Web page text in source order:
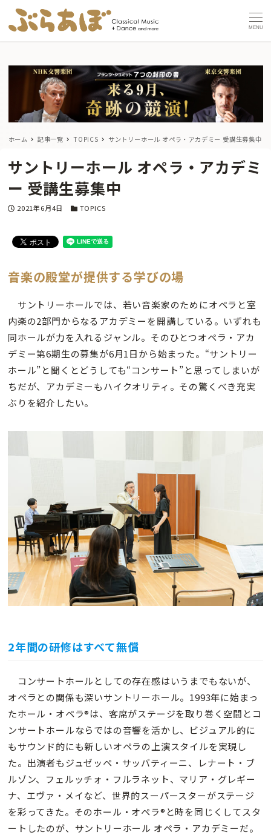
MENU
ホーム 記事一覧 TOPICS サントリーホール オペラ・アカデミー 受講生募集中
サントリーホール オペラ・アカデミ
ー 受講生募集中
投稿日
2021年6月4日 カテゴリー
TOPICS
音楽の殿堂が提供する学びの場
サントリーホールでは、若い音楽家のためにオペラと室
内楽の2部門からなるアカデミーを開講している。いずれも
同ホールが力を入れるジャンル。そのひとつオペラ・アカ
デミー第6期生の募集が6月1日から始まった。“サントリー
ホール”と聞くとどうしても“コンサート”と思ってしまいが
ちだが、アカデミーもハイクオリティ。その驚くべき充実
ぶりを紹介したい。
2年間の研修はすべて無償
コンサートホールとしての存在感はいうまでもないが、
オペラとの関係も深いサントリーホール。1993年に始まっ
たホール・オペラ®は、客席がステージを取り巻く空間とコ
ンサートホールならではの音響を活かし、ビジュアル的に
もサウンド的にも新しいオペラの上演スタイルを実現し
た。出演者もジュゼッペ・サッバティーニ、レナート・ブ
ルゾン、フェルッチォ・フルラネット、マリア・グレギー
ナ、エヴァ・メイなど、世界的スーパースターがステージ
を彩ってきた。そのホール・オペラ®と時を同じくしてスタ
ートしたのが、サントリーホール オペラ・アカデミーだ。